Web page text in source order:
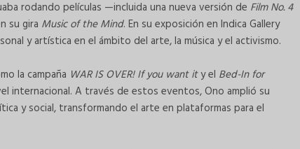
rodando películas —incluida una nueva versión de Film No. 4
su gira Music of the Mind. En su exposición en Indica Gallery
y artística en el ámbito del arte, la música y el activismo.
la campaña WAR IS OVER! If you want ity el Bed-In for
internacional. A través de estos eventos, Ono amplió su
y social, transformando el arte en plataformas para el